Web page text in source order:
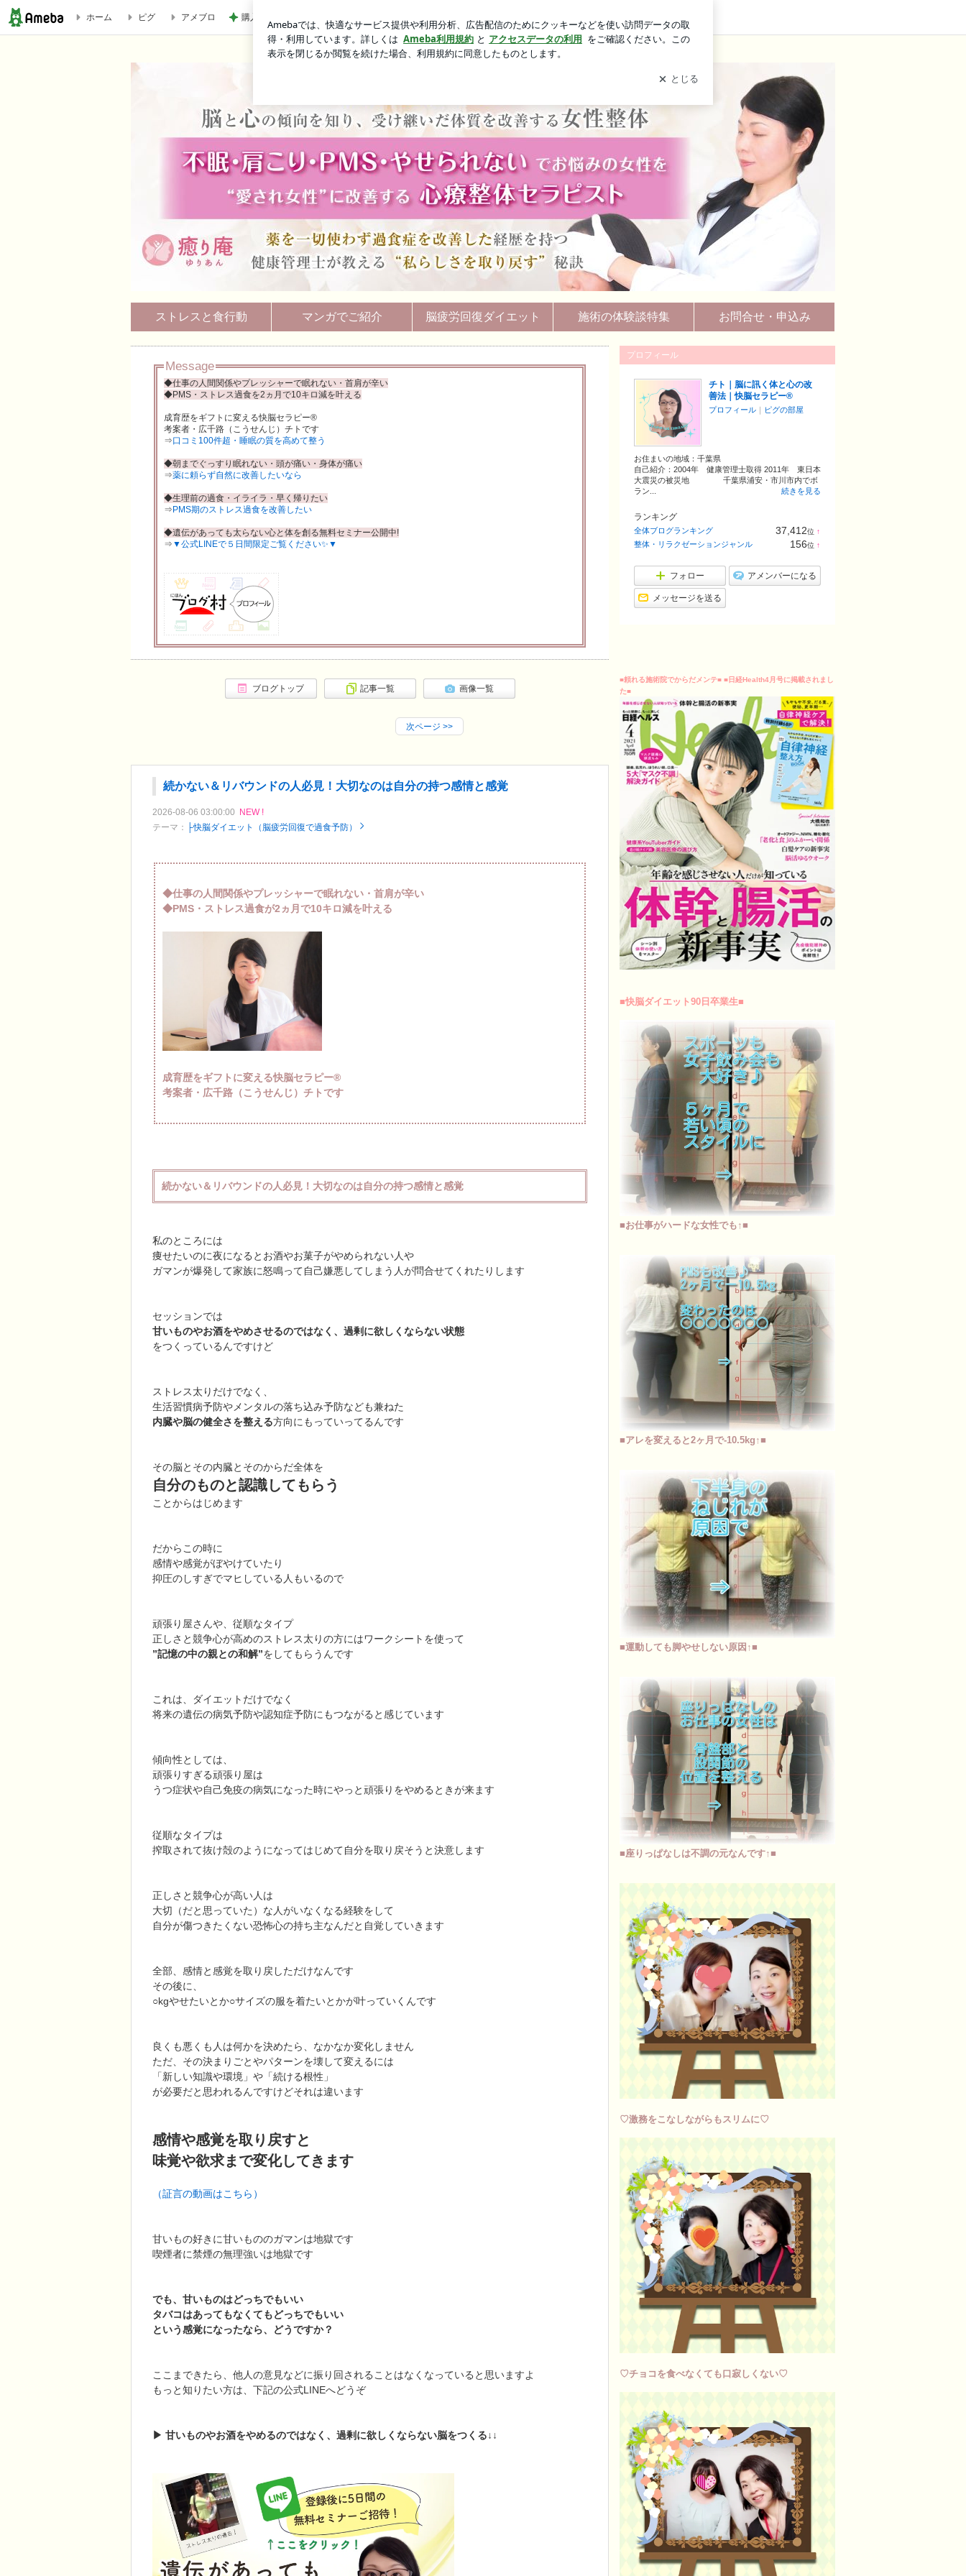
快脳セラピー®脳疲労を解消しつながりをなおすと起こること
ホーム ピグ アメブロ 購入後に71%オフになったまな板
朝からスッキリしない・快眠できない・体と気持ちが重だるい人に深い部分からアプローチして、コリむくみ・自律神経を整え体質改善に導く快脳セラピー®を開発・提供している
広千路（こうせんじ）チトのブログです
Message
◆仕事の人間関係やプレッシャーで眠れない・首肩が辛い
◆PMS・ストレス過食を2ヵ月で10キロ減を叶える
成育歴をギフトに変える快脳セラピー®
考案者・広千路（こうせんじ）チトです
⇒口コミ100件超・睡眠の質を高めて整う
◆朝までぐっすり眠れない・頭が痛い・身体が痛い
⇒薬に頼らず自然に改善したいなら
◆生理前の過食・イライラ・早く帰りたい
⇒ PMS期のストレス過食を改善したい
◆遺伝があっても太らない心と体を創る無料セミナー公開中!
⇒ ▼公式LINEで５日間限定ご覧ください✨▼
ブログトップ 記事一覧 画像一覧
次ページ >>
続かない＆リバウンドの人必見！大切なのは自分の持つ感情と感覚
2026-08-06 03:00:00 NEW !
テーマ：
├快脳ダイエット（脳疲労回復で過食予防）
◆仕事の人間関係やプレッシャーで眠れない・首肩が辛い
◆PMS・ストレス過食が2ヵ月で10キロ減を叶える
成育歴をギフトに変える快脳セラピー®
考案者・広千路（こうせんじ）チトです
続かない＆リバウンドの人必見！大切なのは自分の持つ感情と感覚
私のところには
痩せたいのに夜になるとお酒やお菓子がやめられない人や
ガマンが爆発して家族に怒鳴って自己嫌悪してしまう人が問合せてくれたりします
セッションでは
甘いものやお酒をやめさせるのではなく、過剰に欲しくならない状態
をつくっているんですけど
ストレス太りだけでなく、
生活習慣病予防やメンタルの落ち込み予防なども兼ねた
内臓や脳の健全さを整える方向にもっていってるんです
その脳とその内臓とそのからだ全体を
自分のものと認識してもらう
ことからはじめます
だからこの時に
感情や感覚がぼやけていたり
抑圧のしすぎでマヒしている人もいるので
頑張り屋さんや、従順なタイプ
正しさと競争心が高めのストレス太りの方にはワークシートを使って
”記憶の中の親との和解”をしてもらうんです
これは、ダイエットだけでなく
将来の遺伝の病気予防や認知症予防にもつながると感じています
傾向性としては、
頑張りすぎる頑張り屋は
うつ症状や自己免疫の病気になった時にやっと頑張りをやめるときが来ます
従順なタイプは
搾取されて抜け殻のようになってはじめて自分を取り戻そうと決意します
正しさと競争心が高い人は
大切（だと思っていた）な人がいなくなる経験をして
自分が傷つきたくない恐怖心の持ち主なんだと自覚していきます
全部、感情と感覚を取り戻しただけなんです
その後に、
○kgやせたいとか○サイズの服を着たいとかが叶っていくんです
良くも悪くも人は何かを決めたら、なかなか変化しません
ただ、その決まりごとやパターンを壊して変えるには
「新しい知識や環境」や「続ける根性」
が必要だと思われるんですけどそれは違います
感情や感覚を取り戻すと
味覚や欲求まで変化してきます
（証言の動画はこちら）
甘いもの好きに甘いもののガマンは地獄です
喫煙者に禁煙の無理強いは地獄です
でも、甘いものはどっちでもいい
タバコはあってもなくてもどっちでもいい
という感覚になったなら、どうですか？
ここまできたら、他人の意見などに振り回されることはなくなっていると思いますよ
もっと知りたい方は、下記の公式LINEへどうぞ
▶︎ 甘いものやお酒をやめるのではなく、過剰に欲しくならない脳をつくる↓↓
プロフィール
チト｜脳に訊く体と心の改
善法｜快脳セラピー®
プロフィール ｜ ピグの部屋
お住まいの地域： 千葉県
自己紹介：2004年 健康管理士取得 2011年 東日本
大震災の被災地 千葉県浦安・市川市内でボ
ラン...
続きを見る
ランキング
全体ブログランキング 37,412位 ↑
ン
整体・リラクゼーションジャンル 156位 ↑
フォロー アメンバーになる
メッセージを送る
ストレスと食行動 マンガでご紹介 脳疲労回復ダイエット 施術の体験談特集 お問合せ・申込み
■頼れる施術院でからだメンテ■ ■日経Health4月号に掲載されまし
た■
■快脳ダイエット90日卒業生■
■お仕事がハードな女性でも↑■
■アレを変えると2ヶ月で-10.5kg↑■
■運動しても脚やせしない原因↑■
■座りっぱなしは不調の元なんです↑■
♡激務をこなしながらもスリムに♡
♡チョコを食べなくても口寂しくない♡